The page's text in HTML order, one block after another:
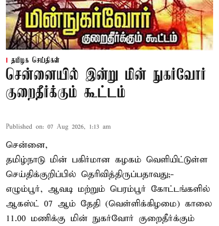
தமிழக செய்திகள்
சென்னையில் இன்று மின் நுகர்வோர்
குறைதீர்க்கும் கூட்டம்
Published on: 07 Aug 2026, 1:13 am
சென்னை,
தமிழ்நாடு மின் பகிர்மான கழகம் வெளியிட்டுள்ள
செய்திக்குறிப்பில் தெரிவித்திருப்பதாவது;-
எழும்பூர், ஆவடி மற்றும் பெரம்பூர் கோட்டங்களில்
ஆகஸ்ட் 07 ஆம் தேதி (வெள்ளிக்கிழமை) காலை
11.00 மணிக்கு மின் நுகர்வோர் குறைதீர்க்கும்